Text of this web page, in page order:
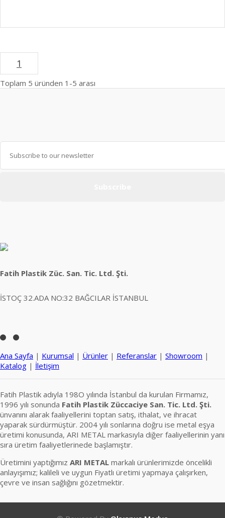
1
Toplam 5 üründen 1-5 arası
Fatih Plastik Züc. San. Tic. Ltd. Şti.
İSTOÇ 32.ADA NO:32 BAĞCILAR İSTANBUL
Ana Sayfa | Kurumsal | Ürünler | Referanslar | Showroom |
Katalog | İletişim
Fatih Plastik adıyla 198O yılında İstanbul da kurulan Firmamız,
1996 yılı sonunda Fatih Plastik Züccaciye San. Tic. Ltd. Şti.
ünvanını alarak faaliyellerini toptan satış, ithalat, ve ihracat
yaparak sürdürmüştür. 2004 yılı sonlarına doğru ise metal eşya
üretimi konusunda, ARI METAL markasıyla diğer faaliyellerinin yanı
sıra üretim faaliyetlerinede başlamıştır.
Üretimini yaptığımız ARI METAL markalı ürünlerimizde öncelikli
anlayışımız; kalileli ve uygun Fiyatlı üretimi yapmaya çalışırken,
çevre ve insan sağlığını gözetmektir.